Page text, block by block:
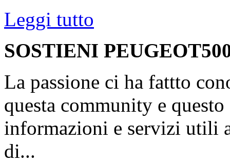
Leggi tutto
SOSTIENI
La passione ci ha fattto
questa community e
informazioni e servizi utili
di...